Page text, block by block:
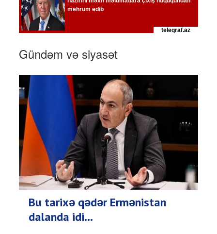
Gündəm və siyasət
Bu tarixə qədər Ermənistan
dalanda idi...